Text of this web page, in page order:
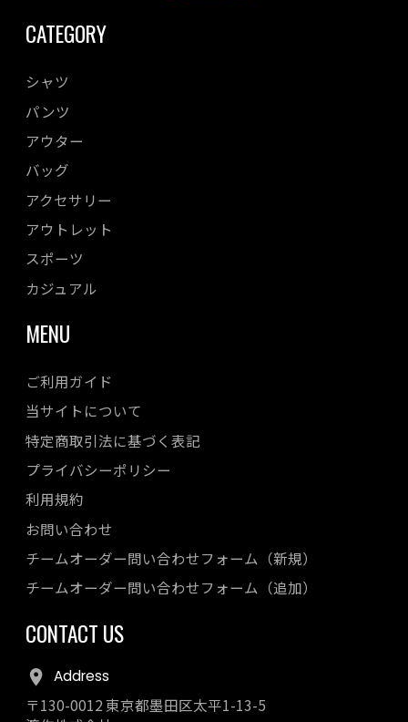
CATEGORY
シャツ
パンツ
アウター
バッグ
アクセサリー
アウトレット
スポーツ
カジュアル
MENU
ご利用ガイド
当サイトについて
特定商取引法に基づく表記
プライバシーポリシー
利用規約
お問い合わせ
チームオーダー問い合わせフォーム（新規）
チームオーダー問い合わせフォーム（追加）
CONTACT US
Address
〒130-0012 東京都墨田区太平1-13-5